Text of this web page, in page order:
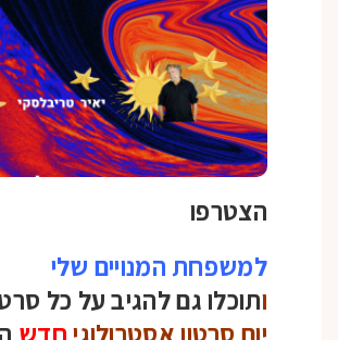
הצטרפו
למשפחת המנויים שלי
ותוכלו גם להגיב על כל